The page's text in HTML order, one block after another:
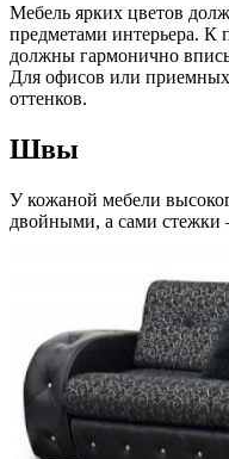
Мебель ярких цветов
предметами интерьера.
должны гармонично
Для офисов или
оттенков.
Швы
У кожаной мебели
двойными, а сами стежки